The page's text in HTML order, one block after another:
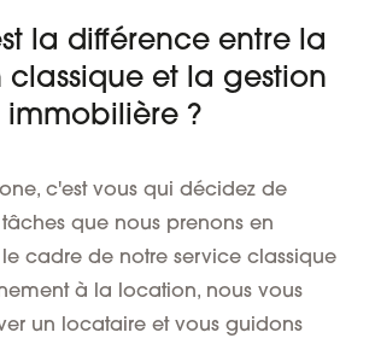
la différence entre la
et la gestion
immobilière ?
c'est vous qui décidez de
que nous prenons en
cadre de notre service classique
à la location, nous vous
un locataire et vous guidons